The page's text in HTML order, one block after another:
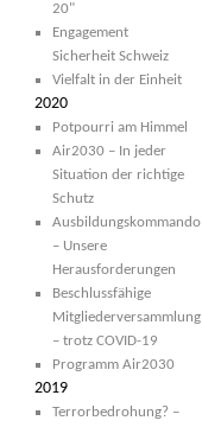
20"
Engagement
Sicherheit Schweiz
Vielfalt in der Einheit
2020
Potpourri am Himmel
Air2030 – In jeder
Situation der richtige
Schutz
Ausbildungskommando
– Unsere
Herausforderungen
Beschlussfähige
Mitgliederversammlung
– trotz COVID-19
Programm Air2030
2019
Terrorbedrohung? –